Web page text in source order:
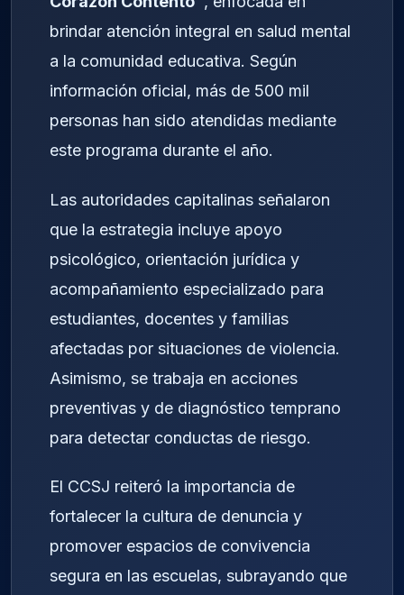
brindar atención integral en salud mental
a la comunidad educativa. Según
información oficial, más de 500 mil
personas han sido atendidas mediante
este programa durante el año.
Las autoridades capitalinas señalaron
que la estrategia incluye apoyo
psicológico, orientación jurídica y
acompañamiento especializado para
estudiantes, docentes y familias
afectadas por situaciones de violencia.
Asimismo, se trabaja en acciones
preventivas y de diagnóstico temprano
para detectar conductas de riesgo.
El CCSJ reiteró la importancia de
fortalecer la cultura de denuncia y
promover espacios de convivencia
segura en las escuelas, subrayando que